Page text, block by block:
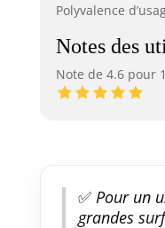
Polyvalence
Notes des
Note de 4.6 pour
✅Pour un
grandes